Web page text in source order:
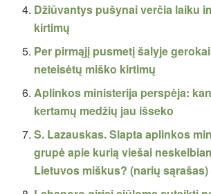
Džiūvantys pušynai verčia laiku
kirtimų
Per pirmąjį pusmetį šalyje
neteisėtų miško kirtimų
Aplinkos ministerija perspėja:
kertamų medžių jau išseko
S. Lazauskas. Slapta aplinkos
grupė apie kurią viešai
Lietuvos miškus? (narių sąrašas)